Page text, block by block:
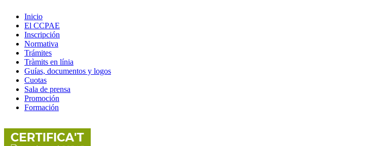
Inicio
El CCPAE
Inscripción
Normativa
Trámites
Tràmits en línia
Guías, documentos y logos
Cuotas
Sala de prensa
Promoción
Formación